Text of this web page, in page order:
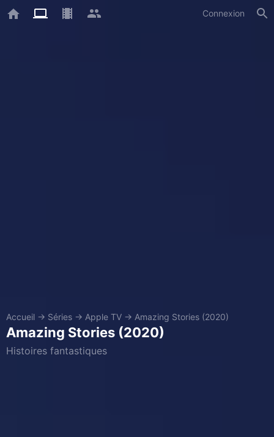
Connexion
Accueil → Séries → Apple TV → Amazing Stories (2020)
Amazing Stories (2020)
Histoires fantastiques